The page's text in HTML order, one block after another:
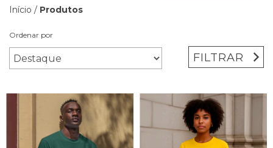
Início / Produtos
Ordenar por
FILTRAR